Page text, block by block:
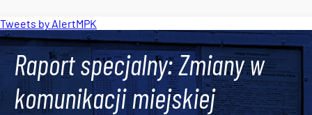
Tweets by AlertMPK
Raport specjalny: Zmiany w
komunikacji miejskiej